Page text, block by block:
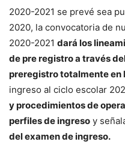
2020-2021 se prevé sea
2020, la convocatoria de
2020-2021 dará los
de pre registro a través
preregistro totalmente en
ingreso al ciclo escolar
y procedimientos de
perfiles de ingreso y
del examen de ingreso.